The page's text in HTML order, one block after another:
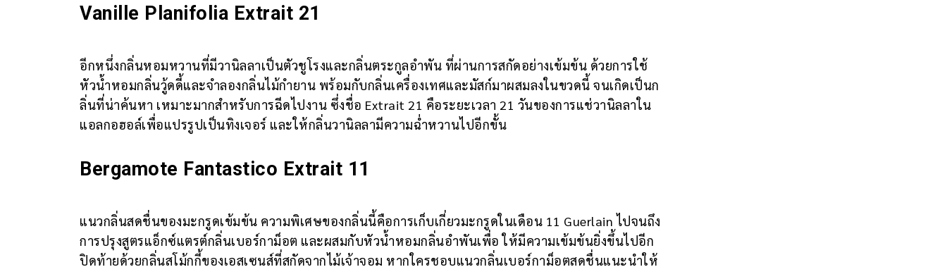
Vanille Planifolia Extrait 21
อีกหนึ่งกลิ่นหอมหวานที่มีวานิลลาเป็นตัวชูโรงและกลิ่นตระกูลอำพัน ที่ผ่านการสกัดอย่างเข้มข้น ด้วยการใช้
หัวน้ำหอมกลิ่นวู้ดดี้และจำลองกลิ่นไม้กำยาน พร้อมกับกลิ่นเครื่องเทศและมัสก์มาผสมลงในขวดนี้ จนเกิดเป็นก
ลิ่นที่น่าค้นหา เหมาะมากสำหรับการฉีดไปงาน ซึ่งชื่อ Extrait 21 คือระยะเวลา 21 วันของการแช่วานิลลาใน
แอลกอฮอล์เพื่อแปรรูปเป็นทิงเจอร์ และให้กลิ่นวานิลลามีความฉ่ำหวานไปอีกขั้น
Bergamote Fantastico Extrait 11
แนวกลิ่นสดชื่นของมะกรูดเข้มข้น ความพิเศษของกลิ่นนี้คือการเก็บเกี่ยวมะกรูดในเดือน 11 Guerlain ไปจนถึง
การปรุงสูตรแอ็กซ์แตรต์กลิ่นเบอร์กาม็อต และผสมกับหัวน้ำหอมกลิ่นอำพันเพื่อ ให้มีความเข้มข้นยิ่งขึ้นไปอีก
ปิดท้ายด้วยกลิ่นสโม้กกี้ของเอสเซนส์ที่สกัดจากไม้เจ้าจอม หากใครชอบแนวกลิ่นเบอร์กาม็อตสดชื่นแนะนำให้